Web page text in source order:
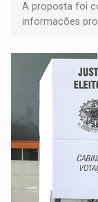
A proposta foi
informações